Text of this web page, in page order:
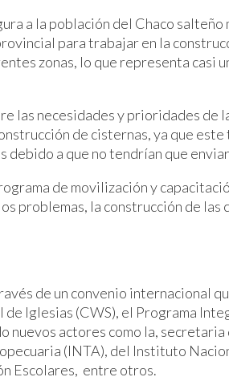
a la población del Chaco
para trabajar en la
zonas, lo que representa casi
necesidades y prioridades de
de cisternas, ya que
a que no tendrían que
de movilización y
la construcción de las
de un convenio internacional
Iglesias (CWS), el Programa
actores como la,
(INTA), del Instituto
Escolares, entre otros.